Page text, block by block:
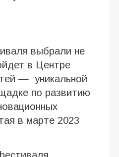
выбрали не
в Центре
— уникальной
по развитию
в марте 2023